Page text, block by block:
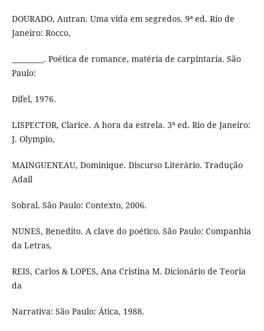
DOURADO, Autran. Uma vida em segredos. 9ª ed. Rio de
Janeiro: Rocco,
_________. Poética de romance, matéria de carpintaria. São
Paulo:
Difel, 1976.
LISPECTOR, Clarice. A hora da estrela. 3ª ed. Rio de Janeiro:
J. Olympio,
MAINGUENEAU, Dominique. Discurso Literário. Tradução
Adail
Sobral. São Paulo: Contexto, 2006.
NUNES, Benedito. A clave do poético. São Paulo: Companhia
da Letras,
REIS, Carlos & LOPES, Ana Cristina M. Dicionário de Teoria
da
Narrativa: São Paulo: Ática, 1988.